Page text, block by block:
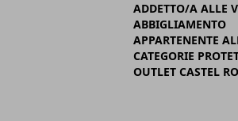
ADDETTO/A ALLE
ABBIGLIAMENTO
APPARTENENTE
CATEGORIE
OUTLET CASTEL